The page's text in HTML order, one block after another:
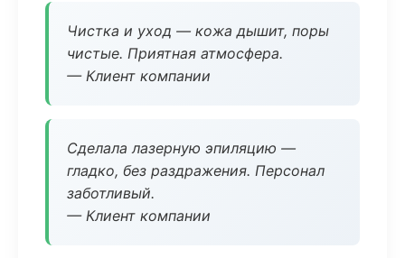
Чистка и уход — кожа дышит, поры
чистые. Приятная атмосфера.
— Клиент компании
Сделала лазерную эпиляцию —
гладко, без раздражения. Персонал
заботливый.
— Клиент компании